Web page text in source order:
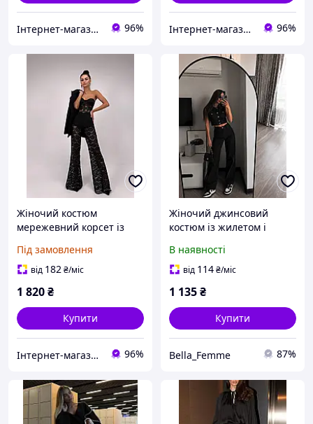
Інтернет-магазин одягу та іграшок Modina 96% Інтернет-магазин одягу та іграшок Modina 96%
Жіночий костюм
мережевний корсет із
розкльошені штани (р.
42, 44) 66103796Е
Під замовлення
від 182₴/міс
1 820₴
Купити
Інтернет-магазин одягу та іграшок Modina 96%
Жіночий джинсовий
костюм із жилетом і
В наявності
від 114₴/міс
1 135₴
Купити
Bella_Femme 87%